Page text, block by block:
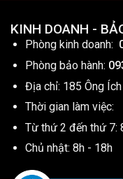
KINH DOANH -
Phòng kinh doanh:
Phòng bảo hành:
Địa chỉ: 185 Ông
Thời gian làm việc:
Từ thứ 2 đến thứ 7:
Chủ nhật: 8h - 18h